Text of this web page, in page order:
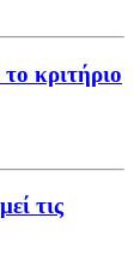
κριτήριο
τις